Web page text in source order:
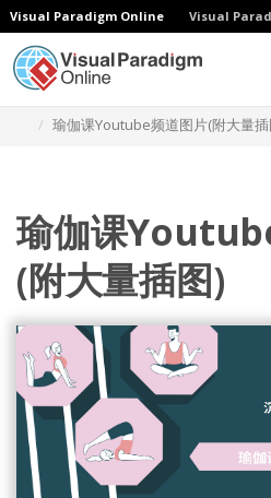
Visual Paradigm Online Visual
瑜伽课Youtube频道图片(附大量插
瑜伽课
(附大量插图)